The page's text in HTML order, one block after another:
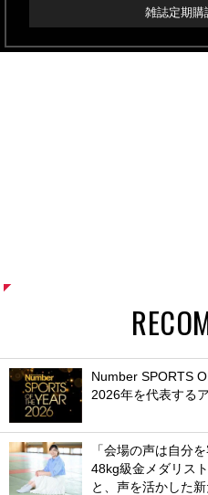
雑誌定期購
Number SPORTS
2026年を代表する
「会場の声は自分
48kg級金メダリス
と、声を活かした